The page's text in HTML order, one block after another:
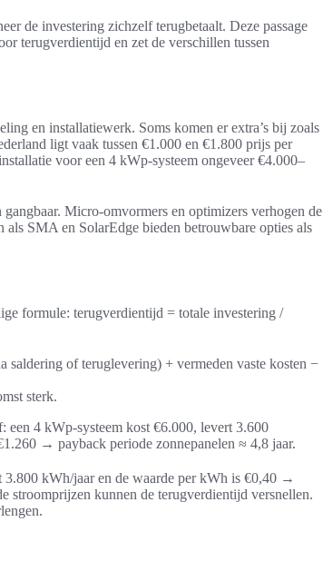
de investering zichzelf terugbetaalt. Deze passage
terugverdientijd en zet de verschillen tussen
en installatiewerk. Soms komen er extra’s bij zoals
ligt vaak tussen €1.000 en €1.800 prijs per
voor een 4 kWp-systeem ongeveer €4.000–
Micro-omvormers en optimizers verhogen de
SMA en SolarEdge bieden betrouwbare opties als
formule: terugverdientijd = totale investering /
of teruglevering) + vermeden vaste kosten −
sterk.
een 4 kWp-systeem kost €6.000, levert 3.600
→ payback periode zonnepanelen ≈ 4,8 jaar.
3.800 kWh/jaar en de waarde per kWh is €0,40 →
kunnen de terugverdientijd versnellen.